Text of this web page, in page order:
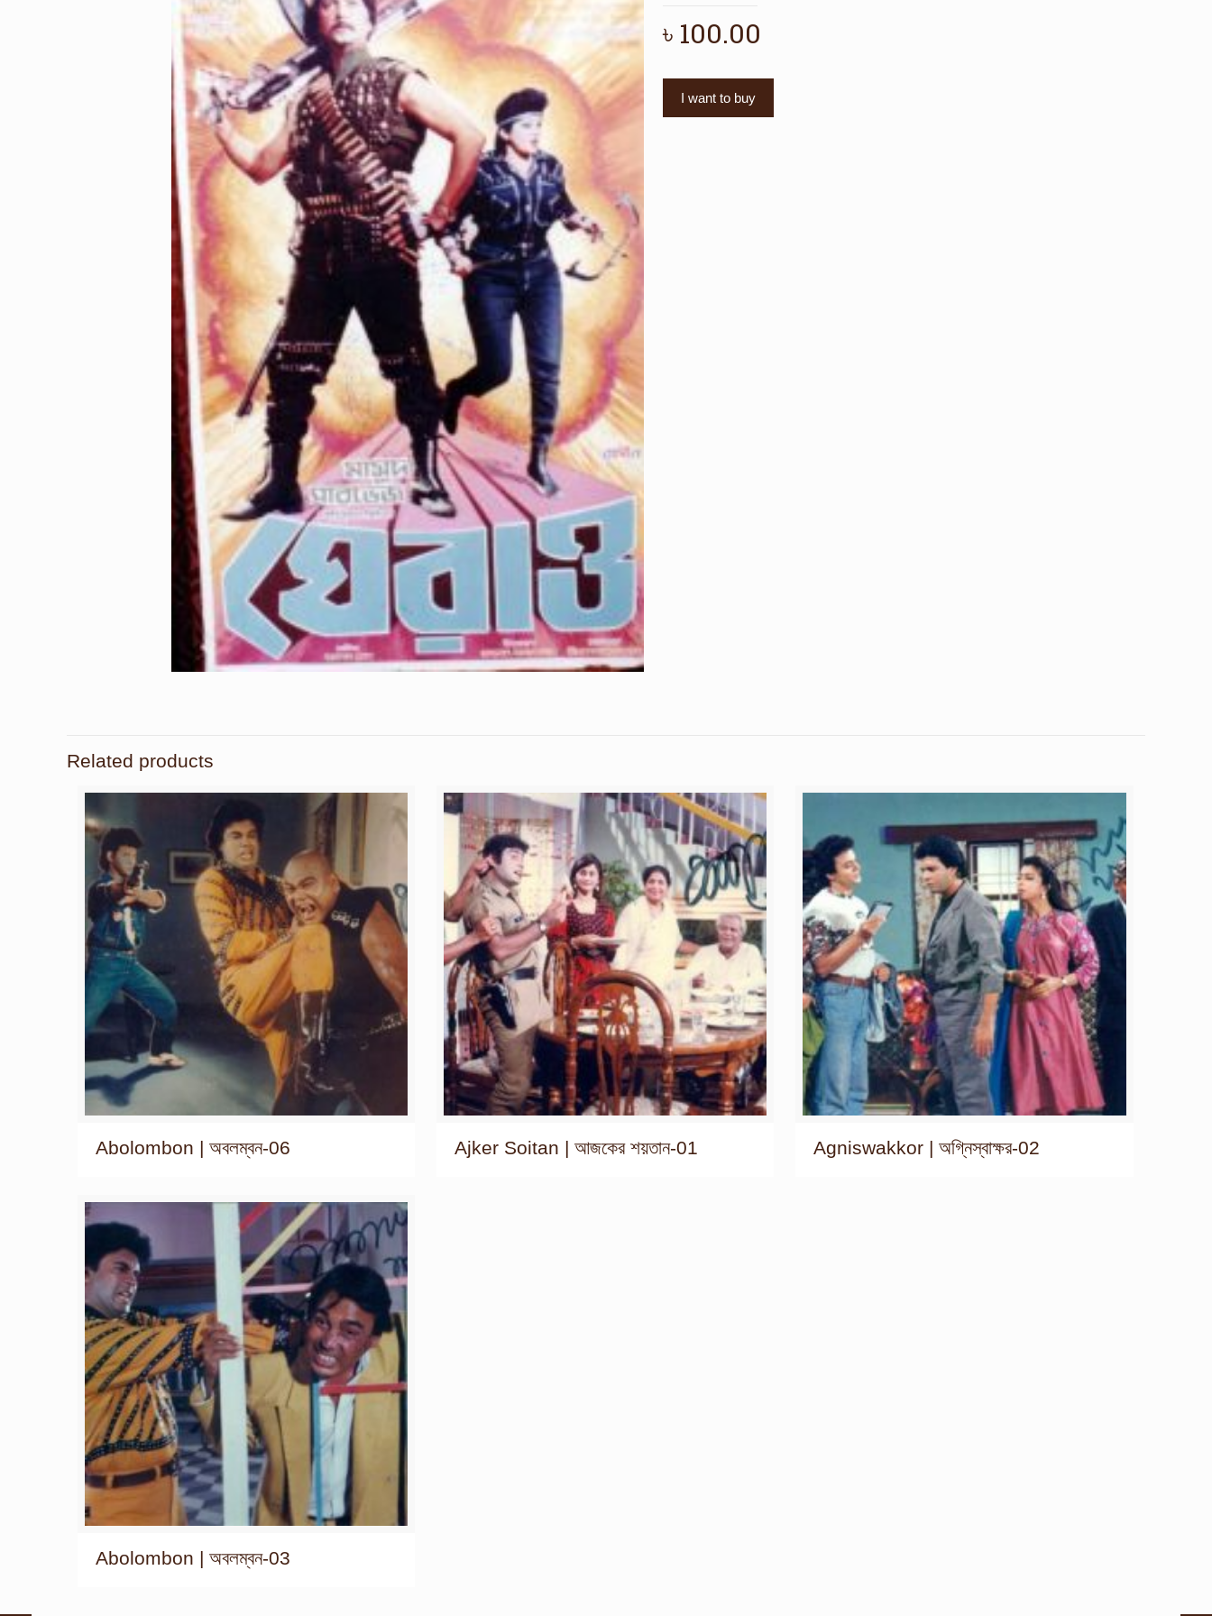
৳ 100.00
I want to buy
Related products
Abolombon | অবলম্বন-06 Ajker Soitan | আজকের শয়তান-01 Agniswakkor | অগ্নিস্বাক্ষর-02
Abolombon | অবলম্বন-03